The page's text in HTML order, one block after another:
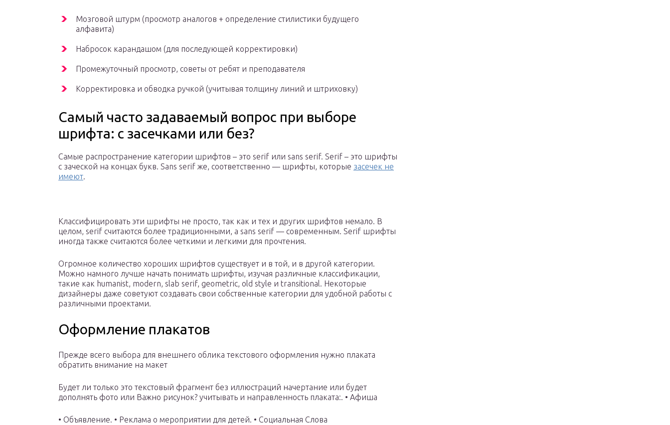
Мозговой штурм (просмотр аналогов + определение стилистики будущего
алфавита)
Набросок карандашом (для последующей корректировки)
Промежуточный просмотр, советы от ребят и преподавателя
Корректировка и обводка ручкой (учитывая толщину линий и штриховку)
Самый часто задаваемый вопрос при выборе
шрифта: с засечками или без?
Самые распространение категории шрифтов – это serif или sans serif. Serif – это шрифты
с заческой на концах букв. Sans serif же, соответственно — шрифты, которые засечек не
имеют.
Классифицировать эти шрифты не просто, так как и тех и других шрифтов немало. В
целом, serif считаются более традиционными, а sans serif — современным. Serif шрифты
иногда также считаются более четкими и легкими для прочтения.
Огромное количество хороших шрифтов существует и в той, и в другой категории.
Можно намного лучше начать понимать шрифты, изучая различные классификации,
такие как humanist, modern, slab serif, geometric, old style и transitional. Некоторые
дизайнеры даже советуют создавать свои собственные категории для удобной работы с
различными проектами.
Оформление плакатов
Прежде всего выбора для внешнего облика текстового оформления нужно плаката
обратить внимание на макет
Будет ли только это текстовый фрагмент без иллюстраций начертание или будет
дополнять фото или Важно рисунок? учитывать и направленность плаката:. • Афиша
• Объявление. • Реклама о мероприятии для детей. • Социальная Слова